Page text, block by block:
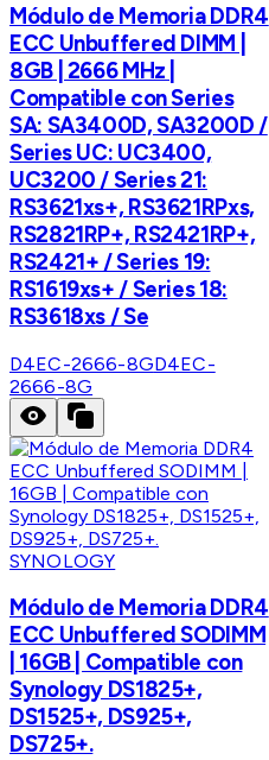
Módulo de Memoria DDR4
ECC Unbuffered DIMM |
8GB | 2666 MHz |
Compatible con Series
SA: SA3400D, SA3200D /
Series UC: UC3400,
UC3200 / Series 21:
RS3621xs+, RS3621RPxs,
RS2821RP+, RS2421RP+,
RS2421+ / Series 19:
RS1619xs+ / Series 18:
RS3618xs / Se
D4EC-2666-8GD4EC-
2666-8G
SYNOLOGY
Módulo de Memoria DDR4
ECC Unbuffered SODIMM
| 16GB | Compatible con
Synology DS1825+,
DS1525+, DS925+,
DS725+.